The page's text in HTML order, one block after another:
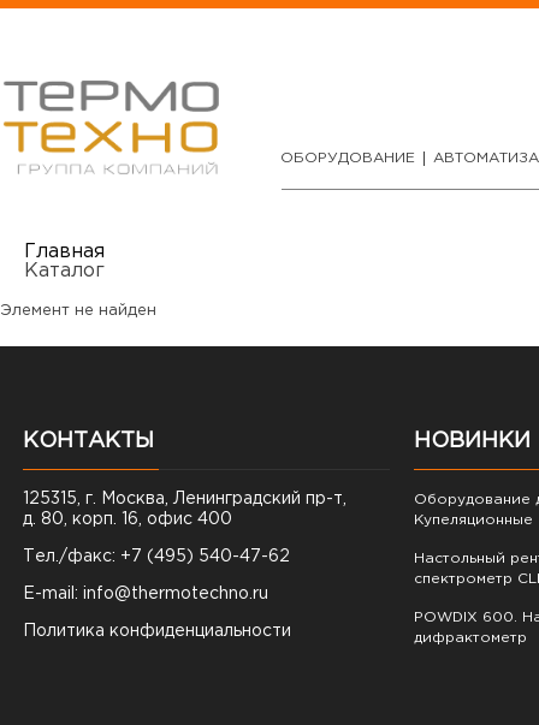
ОБОРУДОВАНИЕ
Главная
Каталог
Элемент не найден
КОНТАКТЫ
125315, г. Москва, Ленинградский пр-т,
д. 80, корп. 16, офис 400
Тел./факс: +7 (495) 540-47-62
E-mail: info@thermotechno.ru
Политика конфиденциальности
НОВИНКИ
Оборудование
Купеляционные
Настольный
спектрометр
POWDIX 600.
дифрактометр